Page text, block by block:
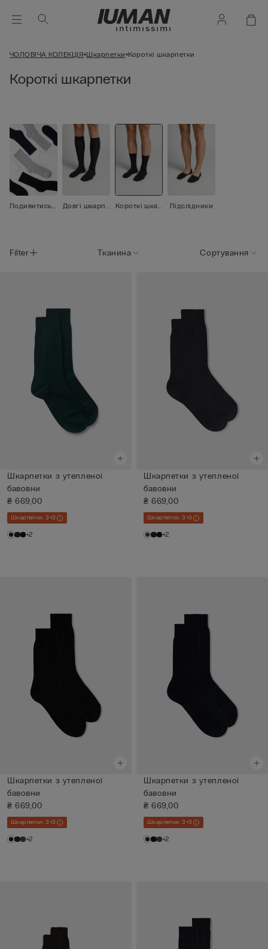
ЧОЛОВІЧА КОЛЕКЦІЯ Шкарпетки Короткі шкарпетки
Короткі шкарпетки
Подивитись
Довгі шкарпе
Короткі шкар
Підслідники
Filter Тканина Сортування
Шкарпетки з утепленої
бавовни
₴ 669,00
Шкарпетки: 3+3
+2
Шкарпетки з утепленої
бавовни
₴ 669,00
Шкарпетки: 3+3
+2
Шкарпетки з утепленої
бавовни
₴ 669,00
Шкарпетки: 3+3
+2
Шкарпетки з утепленої
бавовни
₴ 669,00
Шкарпетки: 3+3
+2